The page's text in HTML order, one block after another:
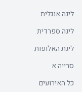
ליגה אנגלית
ליגה ספרדית
ליגת האלופות
סרייה א
כל האירועים